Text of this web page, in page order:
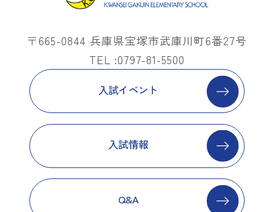
〒665-0844 兵庫県宝塚市武庫川町6番27号
TEL :0797-81-5500
入試イベント
入試情報
Q&A